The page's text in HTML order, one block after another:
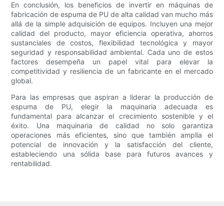
En conclusión, los beneficios de invertir en máquinas de
fabricación de espuma de PU de alta calidad van mucho más
allá de la simple adquisición de equipos. Incluyen una mejor
calidad del producto, mayor eficiencia operativa, ahorros
sustanciales de costos, flexibilidad tecnológica y mayor
seguridad y responsabilidad ambiental. Cada uno de estos
factores desempeña un papel vital para elevar la
competitividad y resiliencia de un fabricante en el mercado
global.
Para las empresas que aspiran a liderar la producción de
espuma de PU, elegir la maquinaria adecuada es
fundamental para alcanzar el crecimiento sostenible y el
éxito. Una maquinaria de calidad no solo garantiza
operaciones más eficientes, sino que también amplía el
potencial de innovación y la satisfacción del cliente,
estableciendo una sólida base para futuros avances y
rentabilidad.